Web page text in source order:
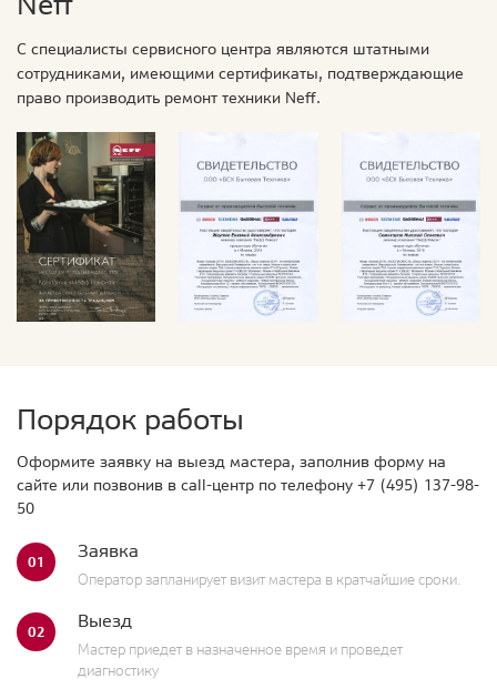
С специалисты сервисного центра являются штатными
сотрудниками, имеющими сертификаты, подтверждающие
право производить ремонт техники Neff.
Порядок работы
Оформите заявку на выезд мастера, заполнив форму на
сайте или позвонив в call-центр по телефону +7 (495) 137-98-
50
01 Заявка
Оператор запланирует визит мастера в кратчайшие сроки.
02 Выезд
Мастер приедет в назначенное время и проведет
диагностику